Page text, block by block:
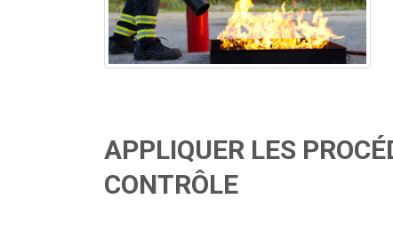
APPLIQUER LES
CONTRÔLE